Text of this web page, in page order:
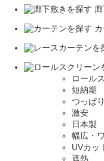
ロール
短納期
つっぱり
激安
日本製
幅広・
UVカッ
遮熱